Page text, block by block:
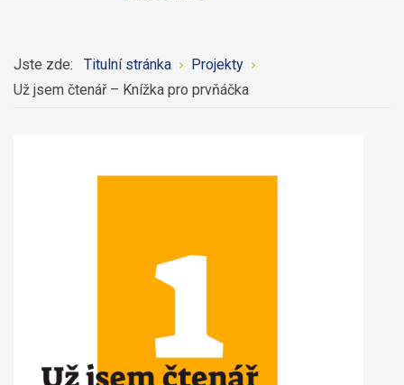
Jste zde: Titulní stránka
Projekty
Už jsem čtenář – Knížka pro prvňáčka